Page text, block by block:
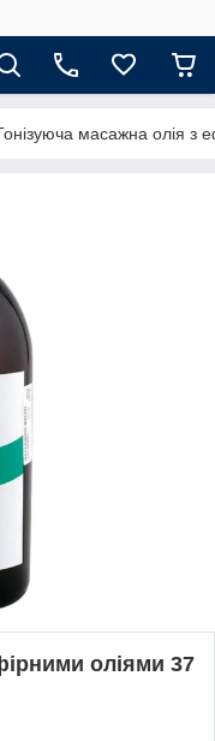
масажна олія з
оліями 37